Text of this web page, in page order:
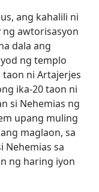
ang kahalili ni
ng awtorisasyon
dala ang
ng templo
ni Artajerjes
ika-20 taon ni
si Nehemias ng
upang muling
maglaon, sa
Nehemias sa
ng haring iyon